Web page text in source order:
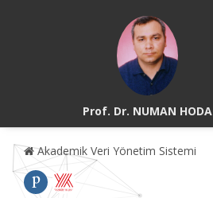
Prof. Dr. NUMAN HODA
Akademik Veri Yönetim Sistemi